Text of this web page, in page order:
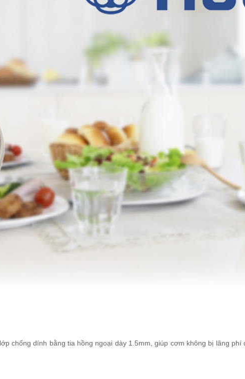
chống dính bằng tia hồng ngoại dày 1.5mm, giúp cơm không bị lãng